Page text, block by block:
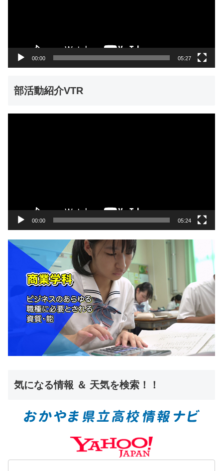
00:00 05:27
部活動紹介VTR
00:00 05:24
気になる情報 ＆ 天気を検索！！